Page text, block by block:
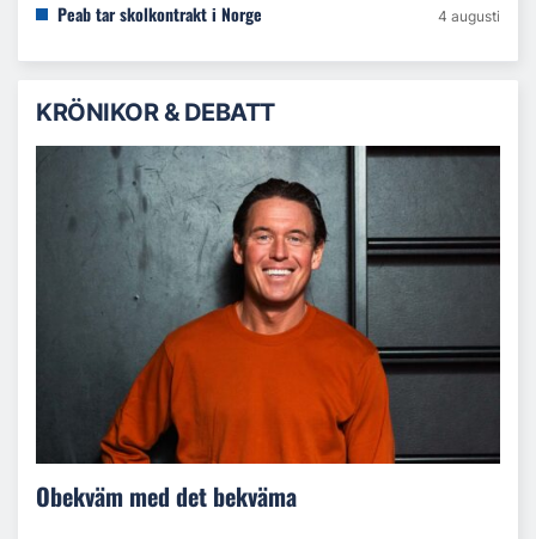
Peab tar skolkontrakt i Norge 4 augusti
KRÖNIKOR & DEBATT
Obekväm med det bekväma